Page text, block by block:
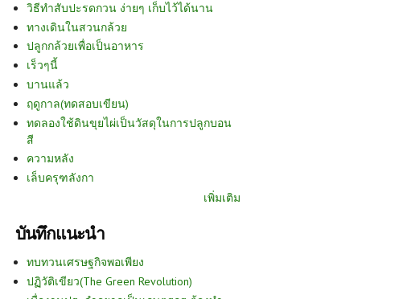
วิธีทำสับปะรดกวน ง่ายๆ เก็บไว้ได้นาน
ทางเดินในสวนกล้วย
ปลูกกล้วยเพื่อเป็นอาหาร
เร็วๆนี้
บานแล้ว
ฤดูกาล(ทดสอบเขียน)
ทดลองใช้ดินขุยไผ่เป็นวัสดุในการปลูกบอน
สี
ความหลัง
เล็บครุฑลังกา
เพิ่มเติม
บันทึกแนะนำ
ทบทวนเศรษฐกิจพอเพียง
ปฏิวัติเขียว(The Green Revolution)